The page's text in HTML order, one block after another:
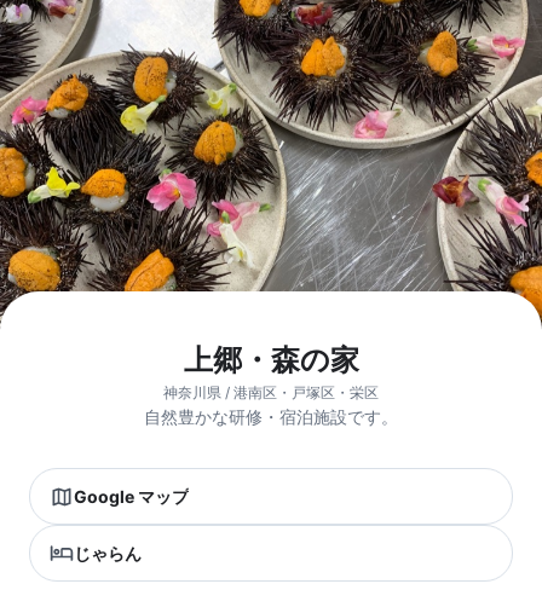
上郷・森の家
神奈川県 / 港南区・戸塚区・栄区
自然豊かな研修・宿泊施設です。
Google マップ
じゃらん